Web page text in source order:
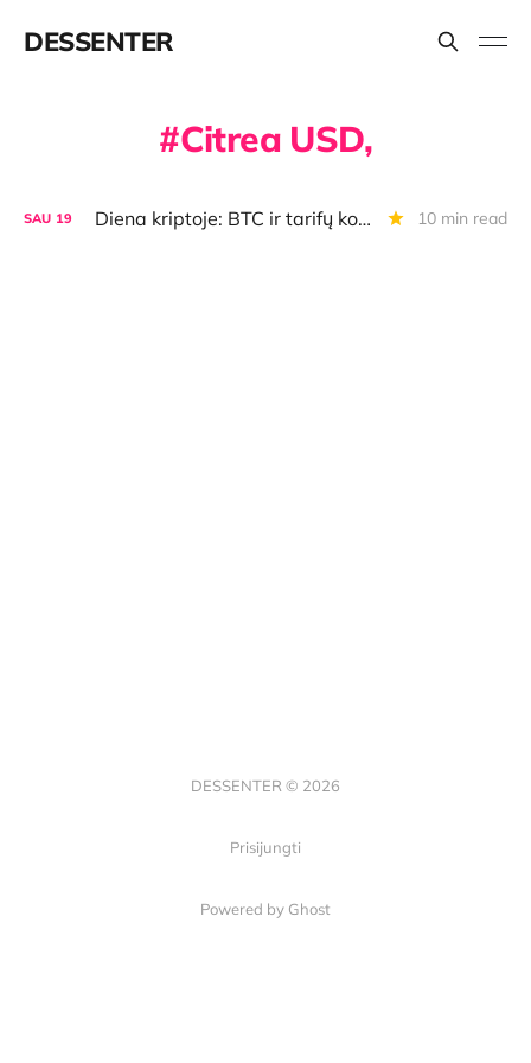
DESSENTER
Citrea USD,
SAU 19 Diena kriptoje: BTC ir tarifų kovos, apsauga nuo sekimo, naujas būdas išsikeisti/mokėti BTC, audio apklausa ir dar daugiau 10 min read
DESSENTER © 2026
Prisijungti
Powered by Ghost